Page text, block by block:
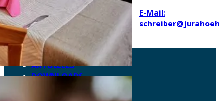
E-Mail:
AKTUELLES
DOWNLOADS
DATENSCHUTZ